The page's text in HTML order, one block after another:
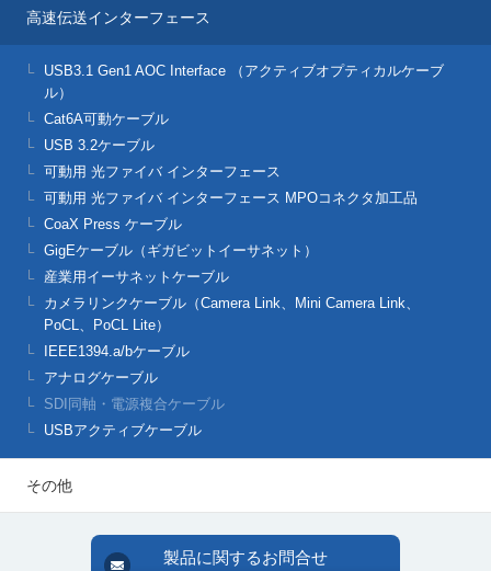
高速伝送インターフェース
USB3.1 Gen1 AOC Interface （アクティブオプティカルケーブ
ル）
Cat6A可動ケーブル
USB 3.2ケーブル
可動用 光ファイバ インターフェース
可動用 光ファイバ インターフェース MPOコネクタ加工品
CoaX Press ケーブル
GigEケーブル（ギガビットイーサネット）
産業用イーサネットケーブル
カメラリンクケーブル（Camera Link、Mini Camera Link、
PoCL、PoCL Lite）
IEEE1394.a/bケーブル
アナログケーブル
SDI同軸・電源複合ケーブル
USBアクティブケーブル
その他
製品に関するお問合せ